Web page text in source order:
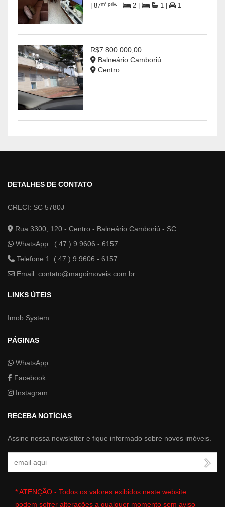
| 87m² priv. 2 | 1 | 1
R$7.800.000,00
Balneário Camboriú
Centro
DETALHES DE CONTATO
CRECI: SC 5780J
Rua 3300, 120 - Centro - Balneário Camboriú - SC
WhatsApp : ( 47 ) 9 9606 - 6157
Telefone 1: ( 47 ) 9 9606 - 6157
Email: contato@magoimoveis.com.br
LINKS ÚTEIS
Imob System
PÁGINAS
WhatsApp
Facebook
Instagram
RECEBA NOTÍCIAS
Assine nossa newsletter e fique informado sobre novos imóveis.
Seu Email
* ATENÇÃO - Todos os valores exibidos neste website
podem sofrer alterações a qualquer momento sem aviso